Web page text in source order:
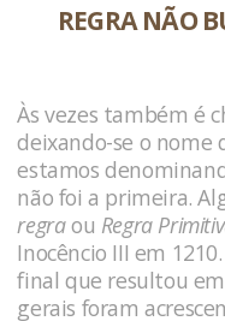
REGRA NÃO
Às vezes também é
deixando-se o nome
estamos
não foi a primeira.
regraou Regra
Inocêncio III em
final que resultou
gerais foram